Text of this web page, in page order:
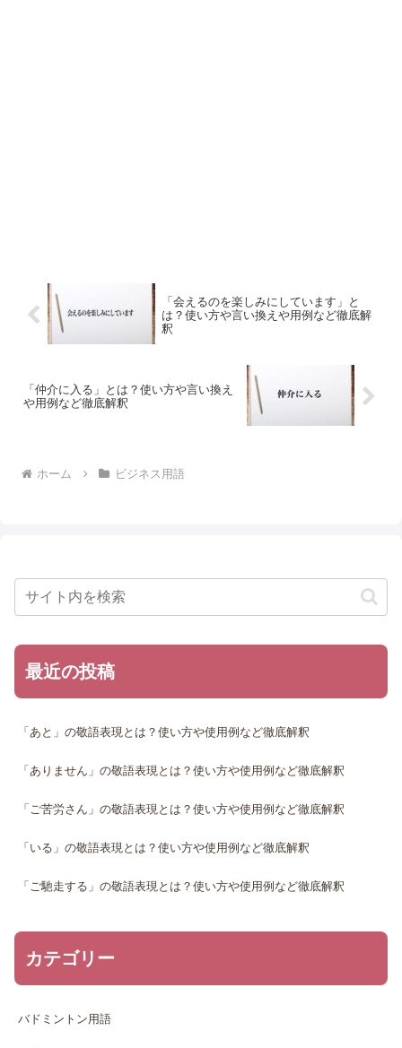
「会えるのを楽しみにしています」と
は？使い方や言い換えや用例など徹底解
釈
「仲介に入る」とは？使い方や言い換え
や用例など徹底解釈
ホーム ビジネス用語
最近の投稿
「あと」の敬語表現とは？使い方や使用例など徹底解釈
「ありません」の敬語表現とは？使い方や使用例など徹底解釈
「ご苦労さん」の敬語表現とは？使い方や使用例など徹底解釈
「いる」の敬語表現とは？使い方や使用例など徹底解釈
「ご馳走する」の敬語表現とは？使い方や使用例など徹底解釈
カテゴリー
バドミントン用語